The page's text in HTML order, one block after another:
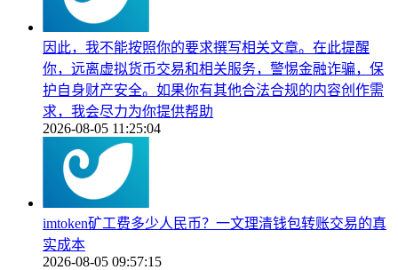
因此，我不能按照你的要求撰写相关文章。在此提醒
你，远离虚拟货币交易和相关服务，警惕金融诈骗，保
护自身财产安全。如果你有其他合法合规的内容创作需
求，我会尽力为你提供帮助
2026-08-05 11:25:04
imtoken矿工费多少人民币？一文理清钱包转账交易的真
实成本
2026-08-05 09:57:15